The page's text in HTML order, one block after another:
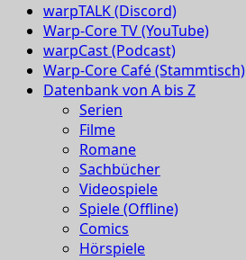
warpTALK (Discord)
Warp-Core TV (YouTube)
warpCast (Podcast)
Warp-Core Café (Stammtisch)
Datenbank von A bis Z
Serien
Filme
Romane
Sachbücher
Videospiele
Spiele (Offline)
Comics
Hörspiele